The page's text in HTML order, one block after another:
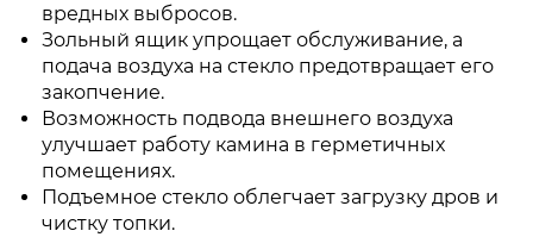
вредных выбросов.
Зольный ящик упрощает обслуживание, а
подача воздуха на стекло предотвращает его
закопчение.
Возможность подвода внешнего воздуха
улучшает работу камина в герметичных
помещениях.
Подъемное стекло облегчает загрузку дров и
чистку топки.